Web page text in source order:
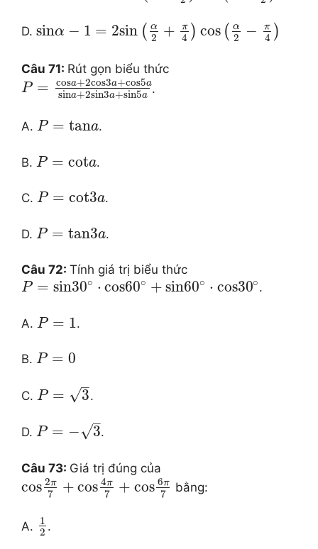
D. sinα − 1 = 2sin ( α
2 + π
4 ) cos ( α
2 − π
4 )
Câu 71: Rút gọn biểu thức
P = cosa+2cos3a+cos5a
sina+2sin3a+sin5a .
A. P = tana.
B. P = cota.
C. P = cot3a.
D. P = tan3a.
Câu 72: Tính giá trị biểu thức
P = sin30∘ ⋅ cos60∘ + sin60∘ ⋅ cos30∘.
A. P = 1.
B. P = 0
C. P = 3
–
√ .
D. P = − 3
–
√ .
Câu 73: Giá trị đúng của
cos 2π
7 + cos 4π
7 + cos 6π
7 bằng:
A.
1
2 .